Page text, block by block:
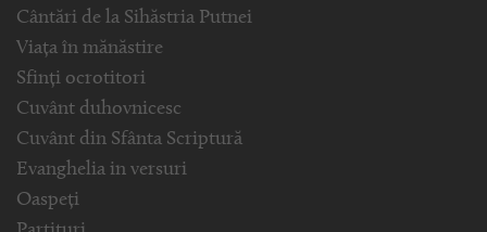
Cântări de la Sihăstria Putnei
Viața în mănăstire
Sfinți ocrotitori
Cuvânt duhovnicesc
Cuvânt din Sfânta Scriptură
Evanghelia in versuri
Oaspeți